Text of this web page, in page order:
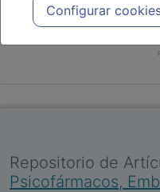
cada caso concreto, el
necesidades del paciente.
Configurar
Repositorio de
Psicofármacos,